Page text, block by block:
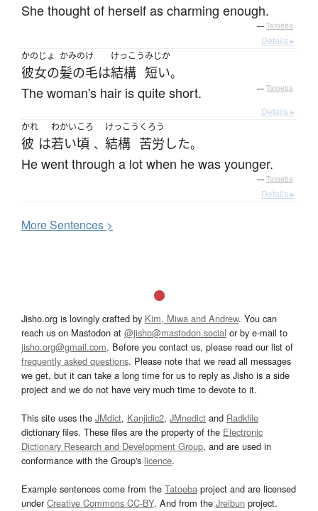
She thought of herself as charming enough.
— Tatoeba
Details ▸
かのじょ
彼女の
かみのけ
髪の毛は
けっこう
結構
みじか
短い。
The woman's hair is quite short. — Tatoeba
Details ▸
かれ
彼 は
わかいころ
若い頃 、
けっこう
結構
くろう
苦労 した。
He went through a lot when he was younger.
— Tatoeba
Details ▸
MoreSentences >
Jisho.org is lovingly crafted by Kim, Miwa and Andrew. You can
reach us on Mastodon at @jisho@mastodon.social or by e-mail to
jisho.org@gmail.com. Before you contact us, please read our list of
frequently asked questions. Please note that we read all messages
we get, but it can take a long time for us to reply as Jisho is a side
project and we do not have very much time to devote to it.
This site uses the JMdict, Kanjidic2, JMnedict and Radkfile
dictionary files. These files are the property of the Electronic
Dictionary Research and Development Group, and are used in
conformance with the Group's licence.
Example sentences come from the Tatoeba project and are licensed
underCreative Commons CC-BY. And from the Jreibun project.